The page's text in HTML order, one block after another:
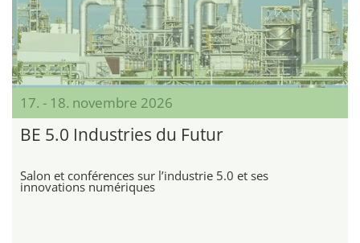
17. - 18. novembre 2026
BE 5.0 Industries du Futur
Salon et conférences sur l’industrie 5.0 et ses
innovations numériques